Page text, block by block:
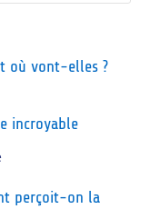
où vont-elles ?
incroyable
perçoit-on la